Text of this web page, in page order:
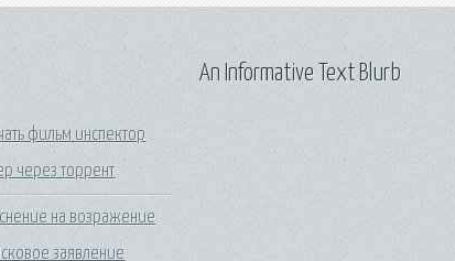
фильм инспектор
через торрент
на возражение
заявление
An Informative Text Blurb